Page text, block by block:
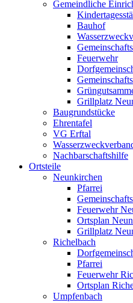
Gemeindliche
Bauhof
Feuerwehr
Grillplatz
Baugrundstücke
Ehrentafel
VG Erftal
Nachbarschaftshilfe
Ortsteile
Neunkirchen
Pfarrei
Feuerwehr
Ortsplan
Grillplatz
Richelbach
Pfarrei
Feuerwehr
Ortsplan
Umpfenbach